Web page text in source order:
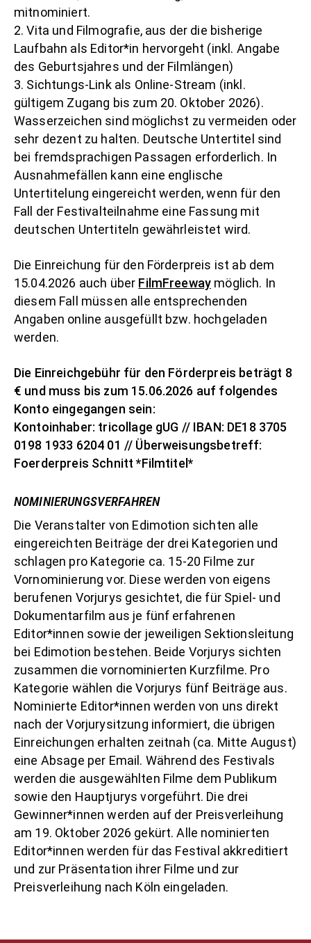
mitnominiert.
2. Vita und Filmografie, aus der die bisherige
Laufbahn als Editor*in hervorgeht (inkl. Angabe
des Geburtsjahres und der Filmlängen)
3. Sichtungs-Link als Online-Stream (inkl.
gültigem Zugang bis zum 20. Oktober 2026).
Wasserzeichen sind möglichst zu vermeiden oder
sehr dezent zu halten. Deutsche Untertitel sind
bei fremdsprachigen Passagen erforderlich. In
Ausnahmefällen kann eine englische
Untertitelung eingereicht werden, wenn für den
Fall der Festivalteilnahme eine Fassung mit
deutschen Untertiteln gewährleistet wird.
Die Einreichung für den Förderpreis ist ab dem
15.04.2026 auch über FilmFreeway möglich. In
diesem Fall müssen alle entsprechenden
Angaben online ausgefüllt bzw. hochgeladen
werden.
Die Einreichgebühr für den Förderpreis beträgt 8
€ und muss bis zum 15.06.2026 auf folgendes
Konto eingegangen sein:
Kontoinhaber: tricollage gUG // IBAN: DE18 3705
0198 1933 6204 01 // Überweisungsbetreff:
Foerderpreis Schnitt *Filmtitel*
NOMINIERUNGSVERFAHREN
Die Veranstalter von Edimotion sichten alle
eingereichten Beiträge der drei Kategorien und
schlagen pro Kategorie ca. 15-20 Filme zur
Vornominierung vor. Diese werden von eigens
berufenen Vorjurys gesichtet, die für Spiel- und
Dokumentarfilm aus je fünf erfahrenen
Editor*innen sowie der jeweiligen Sektionsleitung
bei Edimotion bestehen. Beide Vorjurys sichten
zusammen die vornominierten Kurzfilme. Pro
Kategorie wählen die Vorjurys fünf Beiträge aus.
Nominierte Editor*innen werden von uns direkt
nach der Vorjurysitzung informiert, die übrigen
Einreichungen erhalten zeitnah (ca. Mitte August)
eine Absage per Email. Während des Festivals
werden die ausgewählten Filme dem Publikum
sowie den Hauptjurys vorgeführt. Die drei
Gewinner*innen werden auf der Preisverleihung
am 19. Oktober 2026 gekürt. Alle nominierten
Editor*innen werden für das Festival akkreditiert
und zur Präsentation ihrer Filme und zur
Preisverleihung nach Köln eingeladen.